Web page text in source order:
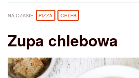
NA CZASIE PIZZA CHLEB
Zupa chlebowa